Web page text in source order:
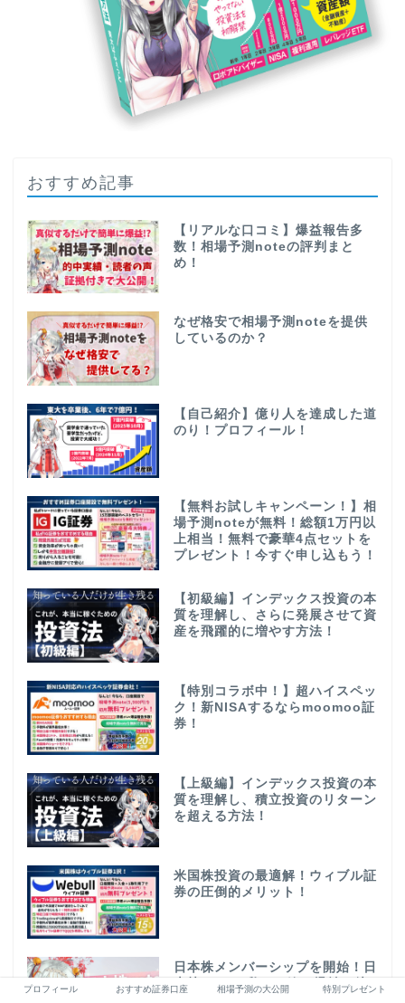
おすすめ記事
【リアルな口コミ】爆益報告多
数！相場予測noteの評判まと
め！
なぜ格安で相場予測noteを提供
しているのか？
【自己紹介】億り人を達成した道
のり！プロフィール！
【無料お試しキャンペーン！】相
場予測noteが無料！総額1万円以
上相当！無料で豪華4点セットを
プレゼント！今すぐ申し込もう！
【初級編】インデックス投資の本
質を理解し、さらに発展させて資
産を飛躍的に増やす方法！
【特別コラボ中！】超ハイスペッ
ク！新NISAするならmoomoo証
券！
【上級編】インデックス投資の本
質を理解し、積立投資のリターン
を超える方法！
米国株投資の最適解！ウィブル証
券の圧倒的メリット！
日本株メンバーシップを開始！日
本株noteで私と一緒に爆益の彼
プロフィール おすすめ証券口座 相場予測の大公開 特別プレゼント